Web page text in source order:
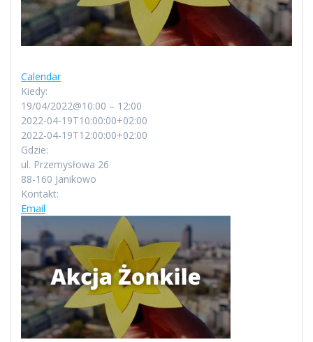
Calendar
Kiedy:
19/04/2022@10:00 – 12:00
2022-04-19T10:00:00+02:00
2022-04-19T12:00:00+02:00
Gdzie:
ul. Przemysłowa 26
88-160 Janikowo
Kontakt:
Email